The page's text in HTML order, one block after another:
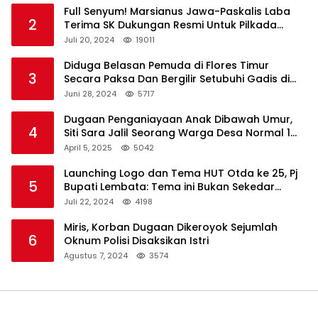
2
Full Senyum! Marsianus Jawa-Paskalis Laba
Terima SK Dukungan Resmi Untuk Pilkada
Lembata
Juli 20, 2024 19011
3
Diduga Belasan Pemuda di Flores Timur
Secara Paksa Dan Bergilir Setubuhi Gadis di
Bawah Umur
Juni 28, 2024 5717
4
Dugaan Penganiayaan Anak Dibawah Umur,
Siti Sara Jalil Seorang Warga Desa Normal 1
Melapor ke Polisi
April 5, 2025 5042
5
Launching Logo dan Tema HUT Otda ke 25, Pj
Bupati Lembata: Tema ini Bukan Sekedar
Refleksi Semalam
Juli 22, 2024 4198
6
Miris, Korban Dugaan Dikeroyok Sejumlah
Oknum Polisi Disaksikan Istri
Agustus 7, 2024 3574